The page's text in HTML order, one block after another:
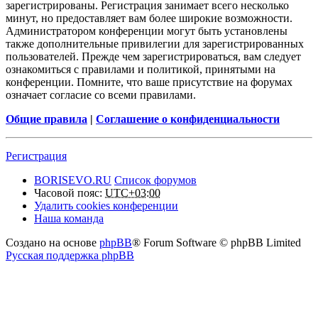
зарегистрированы. Регистрация занимает всего несколько
минут, но предоставляет вам более широкие возможности.
Администратором конференции могут быть установлены
также дополнительные привилегии для зарегистрированных
пользователей. Прежде чем зарегистрироваться, вам следует
ознакомиться с правилами и политикой, принятыми на
конференции. Помните, что ваше присутствие на форумах
означает согласие со всеми правилами.
Общие правила | Соглашение о конфиденциальности
Регистрация
BORISEVO.RU Список форумов
Часовой пояс: UTC+03:00
Удалить cookies конференции
Наша команда
Создано на основе phpBB® Forum Software © phpBB Limited
Русская поддержка phpBB